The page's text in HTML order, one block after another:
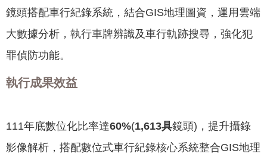
訊
開
抗
旱
節
專
鏡頭搭配車行紀錄系統，結合GIS地理圖資，運用雲端
大數據分析，執行車牌辨識及車行軌跡搜尋，強化犯
罪偵防功能。
執行成果效益
111年底數位化比率達60%(1,613具鏡頭)，提升攝錄
影像解析，搭配數位式車行紀錄核心系統整合GIS地理